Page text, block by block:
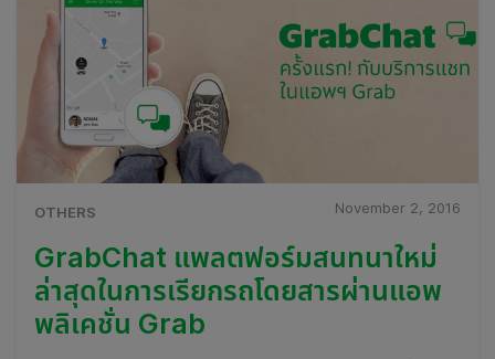
OTHERS November 2, 2016
GrabChat แพลตฟอร์มสนทนาใหม่
ล่าสุดในการเรียกรถโดยสารผ่านแอพ
พลิเคชั่น Grab